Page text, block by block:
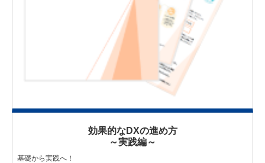
効果的なDXの進め方
～実践編～
基礎から実践へ！